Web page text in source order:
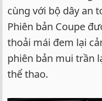
cùng với bộ dây an
Phiên bản Coupe
thoải mái đem lại
phiên bản mui trần
thể thao.